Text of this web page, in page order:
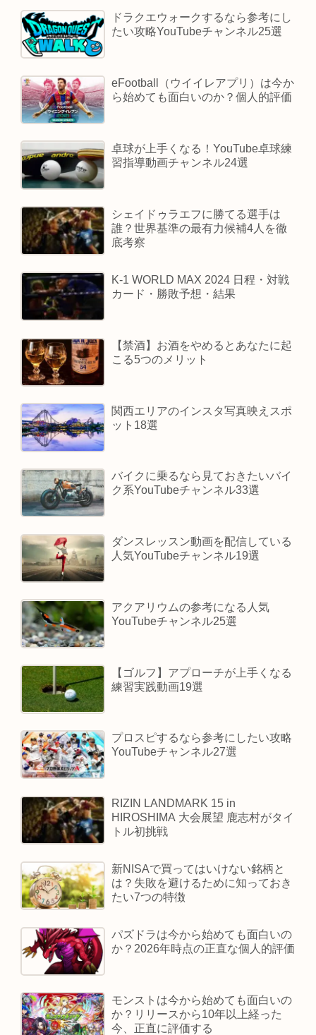
ドラクエウォークするなら参考にし
たい攻略YouTubeチャンネル25選
eFootball（ウイイレアプリ）は今か
ら始めても面白いのか？個人的評価
卓球が上手くなる！YouTube卓球練
習指導動画チャンネル24選
シェイドゥラエフに勝てる選手は
誰？世界基準の最有力候補4人を徹
底考察
K-1 WORLD MAX 2024 日程・対戦
カード・勝敗予想・結果
【禁酒】お酒をやめるとあなたに起
こる5つのメリット
関西エリアのインスタ写真映えスポ
ット18選
バイクに乗るなら見ておきたいバイ
ク系YouTubeチャンネル33選
ダンスレッスン動画を配信している
人気YouTubeチャンネル19選
アクアリウムの参考になる人気
YouTubeチャンネル25選
【ゴルフ】アプローチが上手くなる
練習実践動画19選
プロスピするなら参考にしたい攻略
YouTubeチャンネル27選
RIZIN LANDMARK 15 in
HIROSHIMA 大会展望 鹿志村がタイ
トル初挑戦
新NISAで買ってはいけない銘柄と
は？失敗を避けるために知っておき
たい7つの特徴
パズドラは今から始めても面白いの
か？2026年時点の正直な個人的評価
モンストは今から始めても面白いの
か？リリースから10年以上経った
今、正直に評価する